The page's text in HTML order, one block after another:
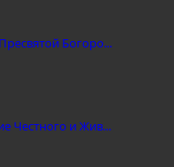
Богоро...
Честного и Жив...